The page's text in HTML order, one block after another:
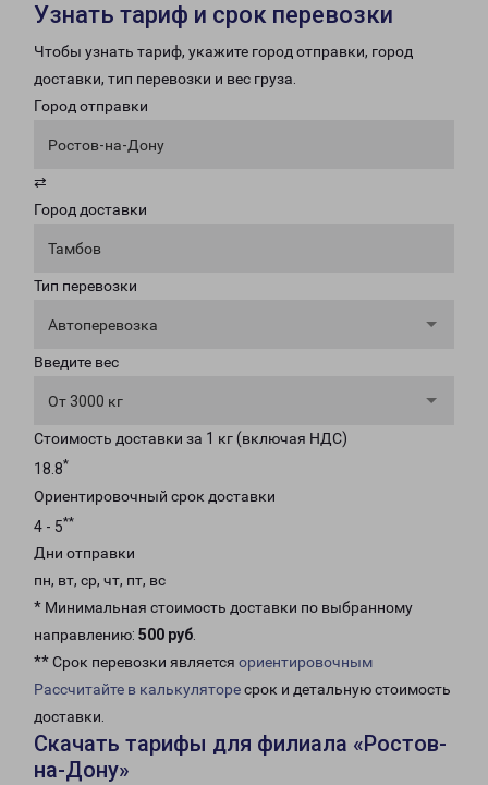
Узнать тариф и срок перевозки
Чтобы узнать тариф, укажите город отправки, город
доставки, тип перевозки и вес груза.
Город отправки
Ростов-на-Дону
⇄
Город доставки
Тамбов
Тип перевозки
Автоперевозка
Введите вес
От 3000 кг
Стоимость доставки за 1 кг (включая НДС)
18.8*
Ориентировочный срок доставки
4 - 5**
Дни отправки
пн, вт, ср, чт, пт, вс
* Минимальная стоимость доставки по выбранному
направлению: 500 руб.
** Срок перевозки является ориентировочным
Рассчитайте в калькуляторесрок и детальную стоимость
доставки.
Скачать тарифы для филиала «Ростов-
на-Дону»